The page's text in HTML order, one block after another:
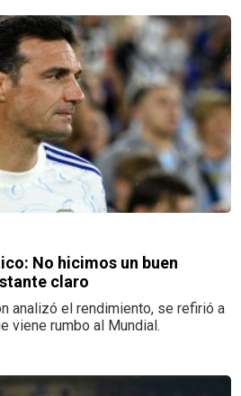
No hicimos un buen
claro
analizó el rendimiento, se refirió a
viene rumbo al Mundial.